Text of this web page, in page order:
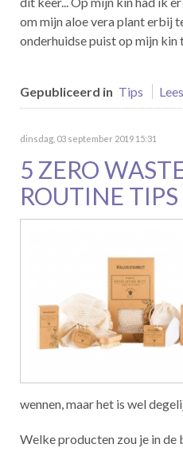
om mijn aloe vera plant erbij
onderhuidse puist op mijn kin
Gepubliceerd in Tips
dinsdag, 03 september 2019 15:31
5 ZERO
ROUTINE TIPS
wennen, maar het is wel
Welke producten zou je in de